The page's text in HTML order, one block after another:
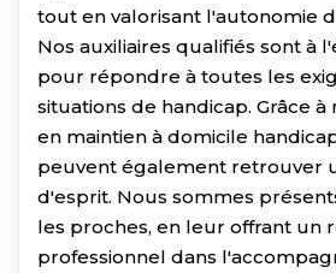
tout en valorisant l'autonomie
Nos auxiliaires qualifiés sont à
pour répondre à toutes les
situations de handicap. Grâce
en maintien à domicile
peuvent également retrouver
d'esprit. Nous sommes
les proches, en leur offrant un
professionnel dans